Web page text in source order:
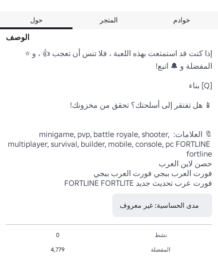
حول المتجر خوادم
الوصف
🔖 العلامات: minigame, pvp, battle royale, shooter,
multiplayer, survival, builder, mobile, console, pc FORTLINE
فورت عرب تحديث جديد FORTLINE FORTLITE
مدى الحساسية: غير معروف
نشط
0
المفضلة
4,779